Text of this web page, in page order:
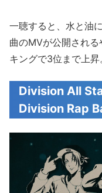
一聴すると、水と油
曲のMVが公開され
キングで3位まで上昇
Division All
Division Rap